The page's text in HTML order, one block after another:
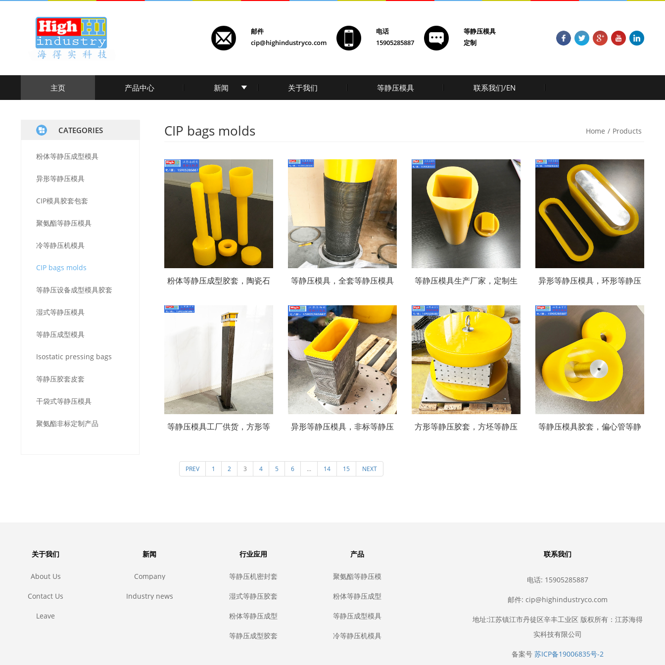
邮件
cip@highindustryco.com
电话
15905285887
等静压模具
定制
主页 产品中心 新闻 关于我们 等静压模具 联系我们/EN
CATEGORIES
粉体等静压成型模具
异形等静压模具
CIP模具胶套包套
聚氨酯等静压模具
冷等静压机模具
CIP bags molds
等静压设备成型模具胶套
湿式等静压模具
等静压成型模具
Isostatic pressing bags
等静压胶套皮套
干袋式等静压模具
聚氨酯非标定制产品
CIP bags molds Home / Products
粉体等静压成型胶套，陶瓷石
墨硬质合金粉体等静压成型模
具
等静压模具，全套等静压模具
设计制造，含等静压支撑钢
套，吊装底板等
等静压模具生产厂家，定制生
产各种规格的等静压胶套，满
足不同设备和等静压成型工艺
异形等静压模具，环形等静压
模具胶套的设计和制造，江苏
海得实专注等静压成型模具
等静压模具工厂供货，方形等
套皮套的设计生产，全套等静
异形等静压模具，非标等静压
压成型弹性体模具方案提供者
方形等静压胶套，方坯等静压 等静压模具胶套，偏心管等静
PREV 1 2 3 4 5 6 ... 14 15 NEXT
关于我们
About Us
Contact Us
Leave
新闻
Company
Industry news
行业应用
等静压机密封套
等静压设备密封
垫隔离套的定制
性体水袋耐油耐
水，厂家定制生
湿式等静压胶套
粉体等静压成型
等静压成型胶套
产品
聚氨酯等静压模
粉体等静压成型
等静压成型模具
冷等静压机模具
联系我们
电话: 15905285887
邮件: cip@highindustryco.com
地址:江苏镇江市丹徒区辛丰工业区 版权所有：江苏海得
实科技有限公司
备案号 苏ICP备19006835号-2